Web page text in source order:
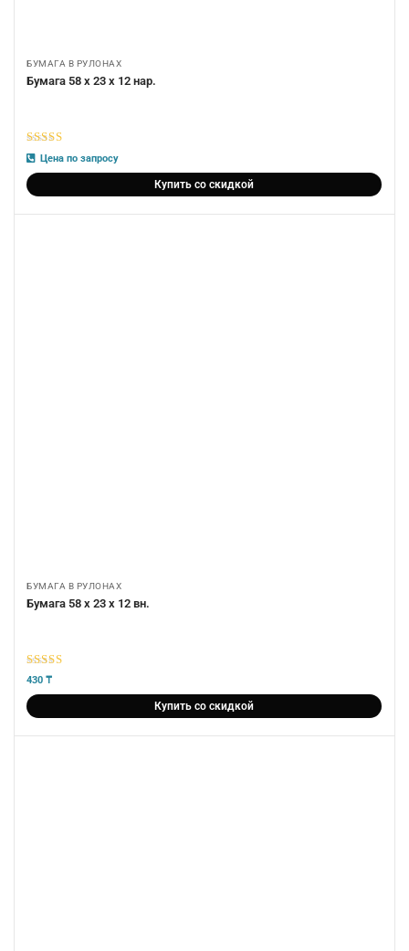
БУМАГА В РУЛОНАХ
Бумага 58 х 23 х 12 нар.
5из 5
Цена по запросу
Купить со скидкой
БУМАГА В РУЛОНАХ
Бумага 58 х 23 х 12 вн.
5из 5
430 ₸
Купить со скидкой